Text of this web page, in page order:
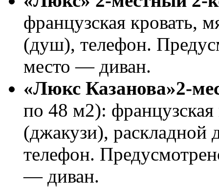
французская кровать,
(душ), телефон.
место — диван.
«Люкс Казанова»2-
по 48 м2): французская
(джакузи), раскладной
телефон.
— диван.